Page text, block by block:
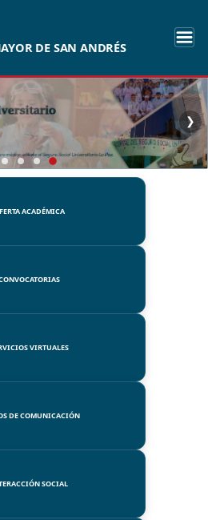
DE SAN ANDRÉS
❯
ACADÉMICA
VIRTUALES
DE COMUNICACIÓN
SOCIAL